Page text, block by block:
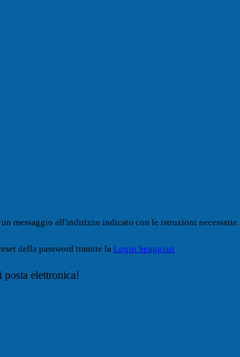
messaggio all'indirizzo indicato con le istruzioni necessarie.
della password tramite la Login Spaggiari
elettronica!